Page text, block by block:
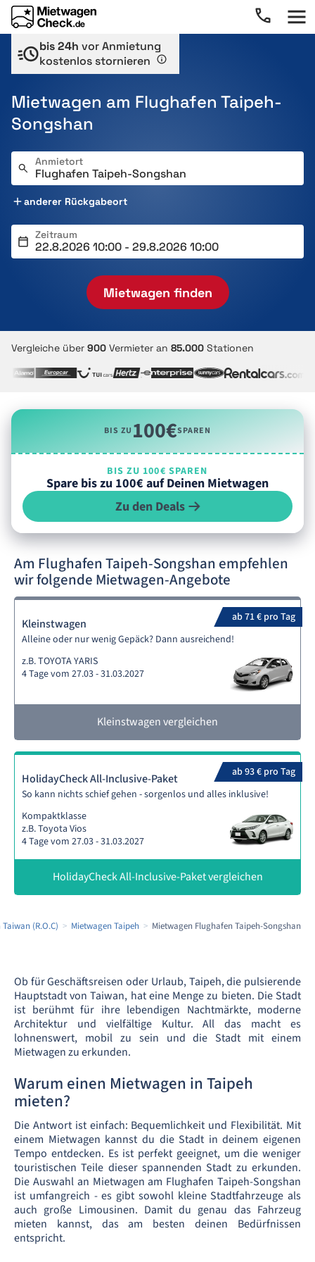
bis 24h vor Anmietung
kostenlos stornieren
Mietwagen am Flughafen Taipeh-
Songshan
Anmietort
anderer Rückgabeort
Zeitraum
Mietwagen finden
Vergleiche über 900 Vermieter an 85.000 Stationen
BIS ZU100€SPAREN
BIS ZU 100€ SPAREN
Spare bis zu 100€ auf Deinen Mietwagen
Zu den Deals
Am Flughafen Taipeh-Songshan empfehlen
wir folgende Mietwagen-Angebote
ab 71 € pro Tag
Kleinstwagen
Alleine oder nur wenig Gepäck? Dann ausreichend!
z.B. TOYOTA YARIS
4 Tage vom 27.03 - 31.03.2027
Kleinstwagen vergleichen
ab 93 € pro Tag
HolidayCheck All-Inclusive-Paket
So kann nichts schief gehen - sorgenlos und alles inklusive!
Kompaktklasse
z.B. Toyota Vios
4 Tage vom 27.03 - 31.03.2027
HolidayCheck All-Inclusive-Paket vergleichen
(R.O.C) Mietwagen Taipeh Mietwagen Flughafen Taipeh-Songshan
Ob für Geschäftsreisen oder Urlaub, Taipeh, die pulsierende
Hauptstadt von Taiwan, hat eine Menge zu bieten. Die Stadt
ist berühmt für ihre lebendigen Nachtmärkte, moderne
Architektur und vielfältige Kultur. All das macht es
lohnenswert, mobil zu sein und die Stadt mit einem
Mietwagen zu erkunden.
Warum einen Mietwagen in Taipeh
mieten?
Die Antwort ist einfach: Bequemlichkeit und Flexibilität. Mit
einem Mietwagen kannst du die Stadt in deinem eigenen
Tempo entdecken. Es ist perfekt geeignet, um die weniger
touristischen Teile dieser spannenden Stadt zu erkunden.
Die Auswahl an Mietwagen am Flughafen Taipeh-Songshan
ist umfangreich - es gibt sowohl kleine Stadtfahrzeuge als
auch große Limousinen. Damit du genau das Fahrzeug
mieten kannst, das am besten deinen Bedürfnissen
entspricht.